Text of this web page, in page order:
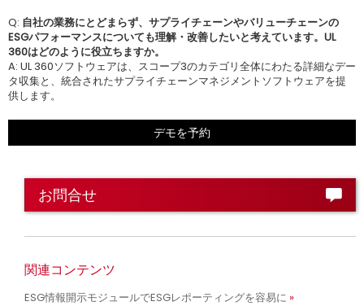
Q: 自社の業務にとどまらず、サプライチェーンやバリューチェーンの
ESGパフォーマンスについても理解・改善したいと考えています。UL
360はどのように役立ちますか。
A: UL 360ソフトウェアは、スコープ3のカテゴリ全体にわたる詳細なデー
タ収集と、統合されたサプライチェーンマネジメントソフトウェアを提
供します。
デモを予約
お問合せ
関連コンテンツ
ESG情報開示モジュールでESGレポーティングを容易に